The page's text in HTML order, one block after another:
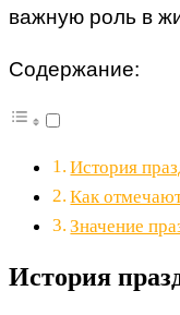
важную роль в
Содержание:
История
Как
Значение
История